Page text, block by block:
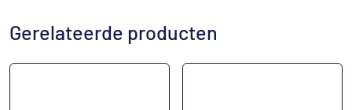
Gerelateerde producten